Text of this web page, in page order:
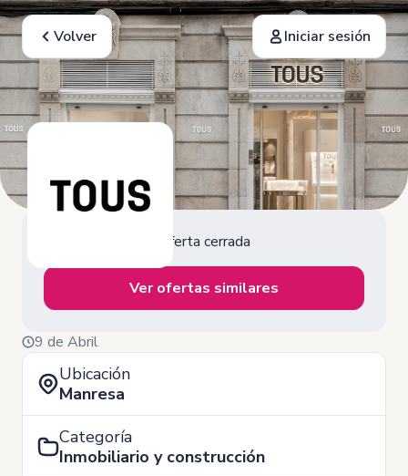
Volver Iniciar sesión
Oferta cerrada
Ver ofertas similares
9 de Abril
Ubicación
Manresa
Categoría
Inmobiliario y construcción